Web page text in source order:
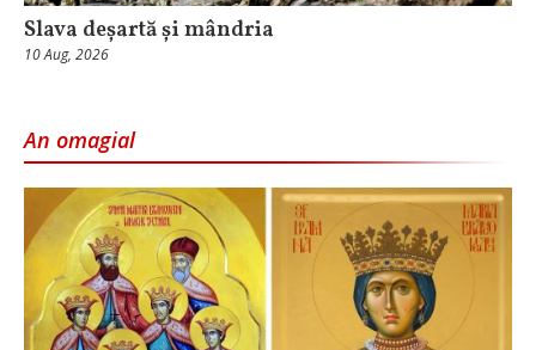
Slava deșartă și mândria
10 Aug, 2026
An omagial